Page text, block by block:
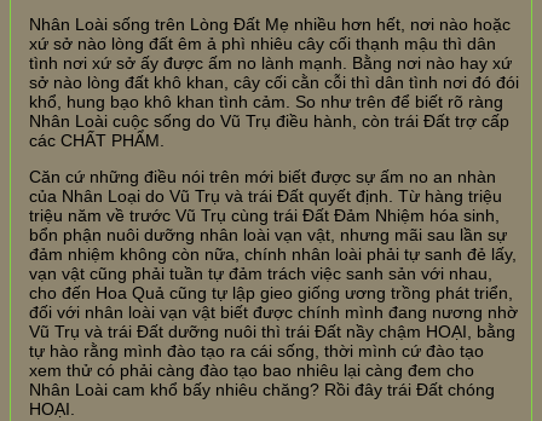
Nhân Loài sống trên Lòng Đất Mẹ nhiều hơn hết, nơi nào hoặc
xứ sở nào lòng đất êm ả phì nhiêu cây cối thạnh mậu thì dân
tình nơi xứ sở ấy được ấm no lành mạnh. Bằng nơi nào hay xứ
sở nào lòng đất khô khan, cây cối cằn cỗi thì dân tình nơi đó đói
khổ, hung bạo khô khan tình cảm. So như trên để biết rõ ràng
Nhân Loài cuộc sống do Vũ Trụ điều hành, còn trái Đất trợ cấp
các CHẤT PHẨM.
Căn cứ những điều nói trên mới biết được sự ấm no an nhàn
của Nhân Loại do Vũ Trụ và trái Đất quyết định. Từ hàng triệu
triệu năm về trước Vũ Trụ cùng trái Đất Đảm Nhiệm hóa sinh,
bổn phận nuôi dưỡng nhân loài vạn vật, nhưng mãi sau lần sự
đảm nhiệm không còn nữa, chính nhân loài phải tự sanh đẻ lấy,
vạn vật cũng phải tuần tự đảm trách việc sanh sản với nhau,
cho đến Hoa Quả cũng tự lập gieo giống ương trồng phát triển,
đối với nhân loài vạn vật biết được chính mình đang nương nhờ
Vũ Trụ và trái Đất dưỡng nuôi thì trái Đất nầy chậm HOẠI, bằng
tự hào rằng mình đào tạo ra cái sống, thời mình cứ đào tạo
xem thử có phải càng đào tạo bao nhiêu lại càng đem cho
Nhân Loài cam khổ bấy nhiêu chăng? Rồi đây trái Đất chóng
HOẠI.